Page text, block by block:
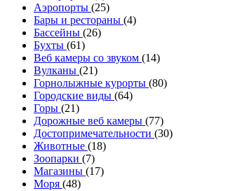
Аэропорты (25)
Бары и рестораны (4)
Бассейны (26)
Бухты (61)
Веб камеры со звуком (14)
Вулканы (21)
Горнолыжные курорты (80)
Городские виды (64)
Горы (21)
Дорожные веб камеры (77)
Достопримечательности (30)
Животные (18)
Зоопарки (7)
Магазины (17)
Моря (48)